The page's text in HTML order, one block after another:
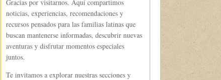
Gracias por visitarnos. Aquí compartimos
noticias, experiencias, recomendaciones y
recursos pensados para las familias latinas que
buscan mantenerse informadas, descubrir nuevas
aventuras y disfrutar momentos especiales
juntos.
Te invitamos a explorar nuestras secciones y